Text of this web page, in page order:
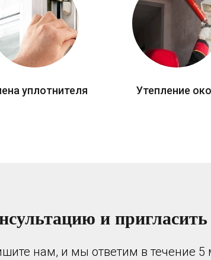
уплотнителя Утепление
и пригласить
нам, и мы ответим в течение 5